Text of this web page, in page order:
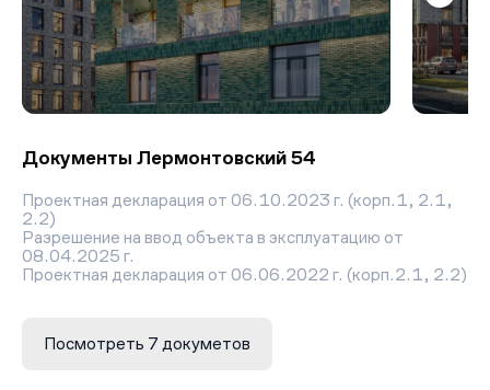
Документы Лермонтовский 54
Проектная декларация от 06.10.2023 г. (корп.1, 2.1,
2.2)
Разрешение на ввод объекта в эксплуатацию от
08.04.2025 г.
Проектная декларация от 06.06.2022 г. (корп.2.1, 2.2)
Разрешение на строительство (корп.1)
Посмотреть 7 докуметов